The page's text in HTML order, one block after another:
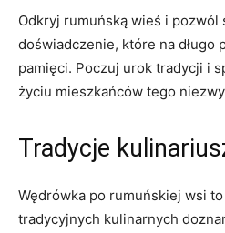
Odkryj rumuńską wieś⁣ i pozwól
doświadczenie, ‍które na ‌długo
pamięci. Poczuj ⁤urok tradycji i
życiu⁣ mieszkańców tego
Tradycje
Wędrówka ‌po rumuńskiej wsi
tradycyjnych ⁤kulinarnych